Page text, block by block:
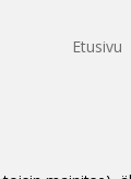
Etusivu